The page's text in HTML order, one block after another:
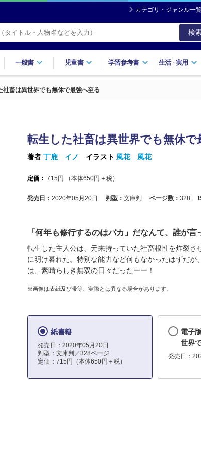
カテゴリ・ジャンル一
検
一般書 児童書 学習参考書 生活・実用
社畜は異世界でも無休で最強へ至る
転生した社畜は異世界でも無休で
著者 丁鹿 イノ イラスト 風花 風花
定価： 715 円 （本体650円＋税）
発売日： 2020年05月20日 判型： 文庫判 ページ数： 328
「何年も修行するのはバカ」だなんて、誰が言
転生した主人公は、元来持っていた社畜根性を炸裂さ
に明け暮れた。特別な能力など何もなかったはずだが
は、素晴らしき無双の日々だったーー！
※画像は表紙及び帯等、実際とは異なる場合があります。
紙書籍
発売日：2020年05月20日
判型：文庫判／328ページ
定価：715円（本体650円＋税）
電子
世界
発売日：